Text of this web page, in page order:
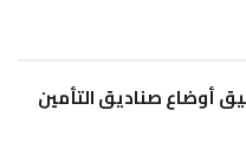
أوضاع صناديق التأمين